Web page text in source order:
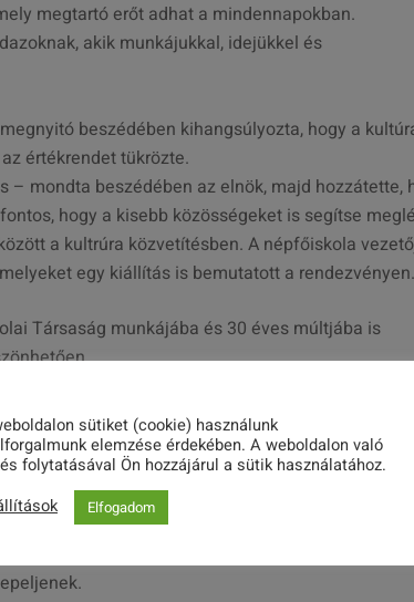
megtartó erőt adhat a mindennapokban.
akik munkájukkal, idejükkel és
beszédében kihangsúlyozta, hogy a
értékrendet tükrözte.
mondta beszédében az elnök, majd hozzátette,
hogy a kisebb közösségeket is segítse
a kultrúra közvetítésben. A népfőiskola
egy kiállítás is bemutatott a rendezvényen.
Társaság munkájába és 30 éves múltjába is
Dance bemutatóját nézhették meg a jelenlévők,
varázsoltak igazi báli hangulatot színes
között, amelynek ezúttal is nagy sikere volt a
készített – majd az esti bál pedig
sütiket (cookie) használunk
elemzése érdekében. A weboldalon való
folytatásával Ön hozzájárul a sütik használatához.
Elfogadom